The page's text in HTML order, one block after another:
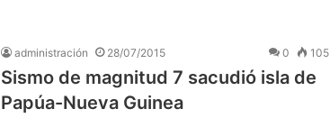
administración 28/07/2015 0 105
Sismo de magnitud 7 sacudió isla de
Papúa-Nueva Guinea